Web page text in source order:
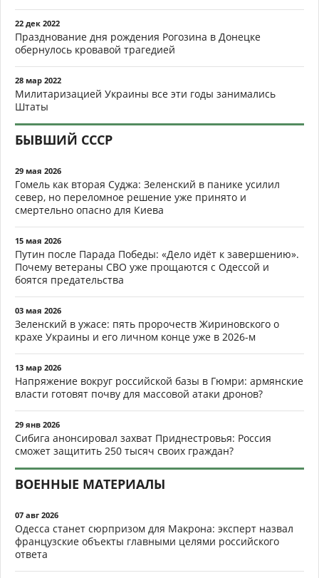
22 дек 2022
Празднование дня рождения Рогозина в Донецке
обернулось кровавой трагедией
28 мар 2022
Милитаризацией Украины все эти годы занимались
Штаты
БЫВШИЙ СССР
29 мая 2026
Гомель как вторая Суджа: Зеленский в панике усилил
север, но переломное решение уже принято и
смертельно опасно для Киева
15 мая 2026
Путин после Парада Победы: «Дело идёт к завершению».
Почему ветераны СВО уже прощаются с Одессой и
боятся предательства
03 мая 2026
Зеленский в ужасе: пять пророчеств Жириновского о
крахе Украины и его личном конце уже в 2026-м
13 мар 2026
Напряжение вокруг российской базы в Гюмри: армянские
власти готовят почву для массовой атаки дронов?
29 янв 2026
Сибига анонсировал захват Приднестровья: Россия
сможет защитить 250 тысяч своих граждан?
ВОЕННЫЕ МАТЕРИАЛЫ
07 авг 2026
Одесса станет сюрпризом для Макрона: эксперт назвал
французские объекты главными целями российского
ответа